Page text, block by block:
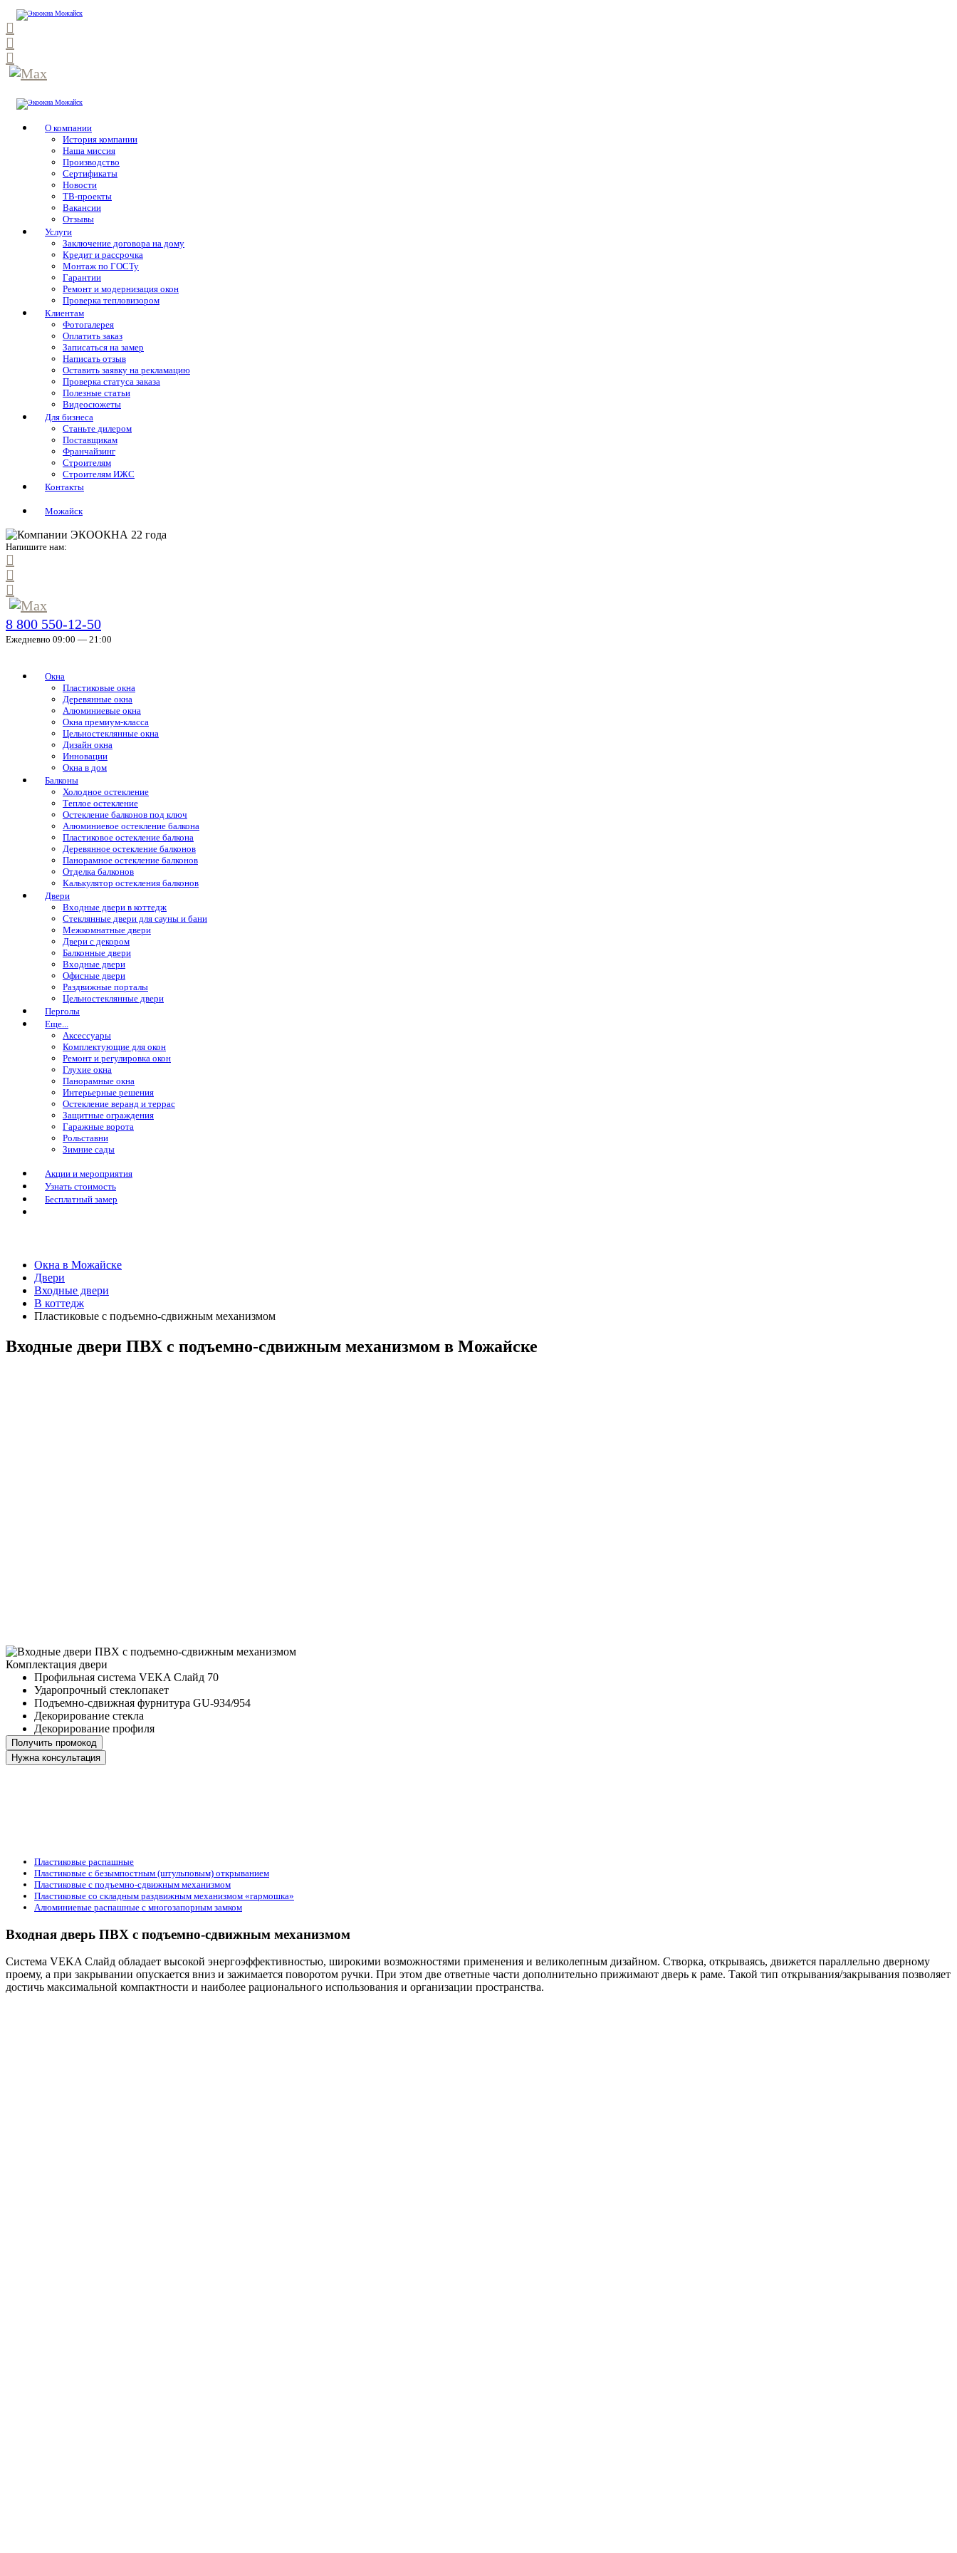
О компании
История компании
Наша миссия
Производство
Сертификаты
Новости
ТВ-проекты
Вакансии
Отзывы
Услуги
Заключение договора на дому
Кредит и рассрочка
Монтаж по ГОСТу
Гарантии
Ремонт и модернизация окон
Проверка тепловизором
Клиентам
Фотогалерея
Оплатить заказ
Записаться на замер
Написать отзыв
Оставить заявку на рекламацию
Проверка статуса заказа
Полезные статьи
Видеосюжеты
Для бизнеса
Станьте дилером
Поставщикам
Франчайзинг
Строителям
Строителям ИЖС
Контакты
Можайск
Напишите нам:
8 800 550-12-50
Ежедневно 09:00 — 21:00
Окна
Пластиковые окна
Деревянные окна
Алюминиевые окна
Окна премиум-класса
Цельностеклянные окна
Дизайн окна
Инновации
Окна в дом
Балконы
Холодное остекление
Теплое остекление
Остекление балконов под ключ
Алюминиевое остекление балкона
Пластиковое остекление балкона
Деревянное остекление балконов
Панорамное остекление балконов
Отделка балконов
Калькулятор остекления балконов
Двери
Входные двери в коттедж
Стеклянные двери для сауны и бани
Межкомнатные двери
Двери с декором
Балконные двери
Входные двери
Офисные двери
Раздвижные порталы
Цельностеклянные двери
Перголы
Еще...
Аксессуары
Комплектующие для окон
Ремонт и регулировка окон
Глухие окна
Панорамные окна
Интерьерные решения
Остекление веранд и террас
Защитные ограждения
Гаражные ворота
Рольставни
Зимние сады
Акции и мероприятия
Узнать стоимость
Бесплатный замер
Окна в Можайске
Двери
Входные двери
В коттедж
Пластиковые с подъемно-сдвижным механизмом
Входные двери ПВХ с подъемно-сдвижным механизмом в Можайске
Комплектация двери
Профильная система VEKA Слайд 70
Ударопрочный стеклопакет
Подъемно-сдвижная фурнитура GU-934/954
Декорирование стекла
Декорирование профиля
Получить промокод
Нужна консультация
Пластиковые распашные
Пластиковые с безымпостным (штульповым) открыванием
Пластиковые с подъемно-сдвижным механизмом
Пластиковые со складным раздвижным механизмом «гармошка»
Алюминиевые распашные с многозапорным замком
Входная дверь ПВХ с подъемно-сдвижным механизмом
Система VEKA Слайд обладает высокой энергоэффективностью, широкими возможностями применения и великолепным дизайном. Створка, открываясь, движется параллельно дверному
проему, а при закрывании опускается вниз и зажимается поворотом ручки. При этом две ответные части дополнительно прижимают дверь к раме. Такой тип открывания/закрывания позволяет
достичь максимальной компактности и наиболее рационального использования и организации пространства.